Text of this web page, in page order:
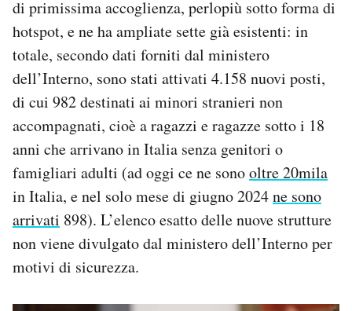
di primissima accoglienza, perlopiù sotto forma di
hotspot, e ne ha ampliate sette già esistenti: in
totale, secondo dati forniti dal ministero
dell’Interno, sono stati attivati 4.158 nuovi posti,
di cui 982 destinati ai minori stranieri non
accompagnati, cioè a ragazzi e ragazze sotto i 18
anni che arrivano in Italia senza genitori o
famigliari adulti (ad oggi ce ne sonooltre 20mila
in Italia, e nel solo mese di giugno 2024ne sono
arrivati 898). L’elenco esatto delle nuove strutture
non viene divulgato dal ministero dell’Interno per
motivi di sicurezza.